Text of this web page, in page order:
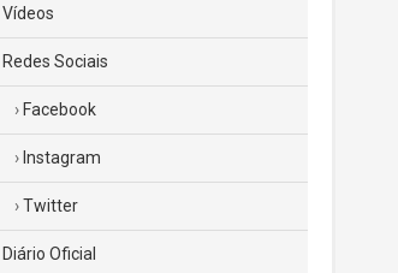
Vídeos
Redes Sociais
Facebook
Instagram
Twitter
Diário Oficial